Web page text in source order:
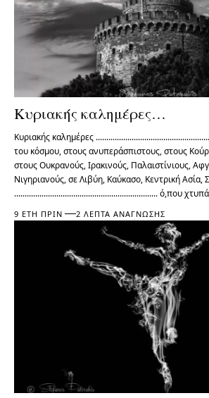
Κυριακής καλημέρες…
Κυριακής καλημέρες
του κόσμου, στους ανυπεράσπιστους, στους
στους Ουκρανούς, Ιρακινούς, Παλαιστίνιους,
Νιγηριανούς, σε Λιβύη, Καύκασο, Κεντρική Ασία,
.................................................................... ό,που
9 ΈΤΗ ΠΡΙΝ 2 ΛΕΠΤΆ ΑΝΆΓΝΩΣΗΣ